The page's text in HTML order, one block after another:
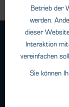
Haftungsangaben
Betrieb der
werden.
dieser
Interaktion
vereinfachen
Sie können